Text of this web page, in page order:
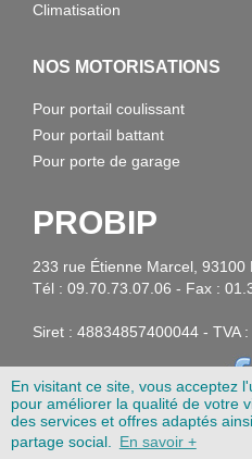
En visitant ce site, vous acceptez
pour améliorer la qualité de votre
des services et offres adaptés
partage social.
En savoir +
Climatisation
NOS MOTORISATIONS
Pour portail coulissant
Pour portail battant
Pour porte de garage
PROBIP
233 rue Étienne Marcel, 93100
Tél : 09.70.73.07.06 - Fax :
Siret : 48834857400044 - TVA